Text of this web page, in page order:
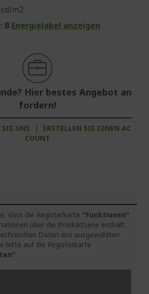
m2
B Energielabel anzeigen
Hier bestes Angebot an
fordern!
UNS |
ERSTELLEN SIE EINEN AC
COUNT
dass die Registerkarte "Funktionen"
über die Produktserie enthält.
Daten des ausgewählten
bitte auf die Registerkarte
.